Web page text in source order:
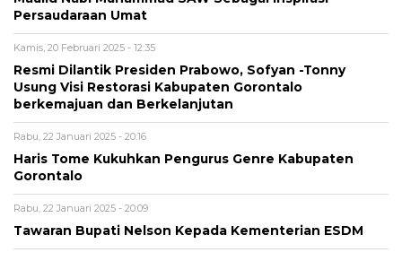
Persaudaraan Umat
Kamis, 20 Februari 2025 - 12:35
Resmi Dilantik Presiden Prabowo, Sofyan -Tonny
Usung Visi Restorasi Kabupaten Gorontalo
berkemajuan dan Berkelanjutan
Rabu, 22 Januari 2025 - 20:16
Haris Tome Kukuhkan Pengurus Genre Kabupaten
Gorontalo
Rabu, 22 Januari 2025 - 20:09
Tawaran Bupati Nelson Kepada Kementerian ESDM